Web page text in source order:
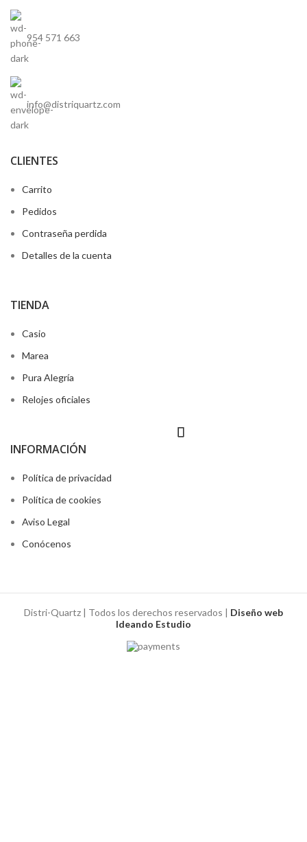
954 571 663
info@distriquartz.com
CLIENTES
Carrito
Pedidos
Contraseña perdida
Detalles de la cuenta
TIENDA
Casio
Marea
Pura Alegría
Relojes oficiales
INFORMACIÓN
Política de privacidad
Política de cookies
Aviso Legal
Conócenos
Distri-Quartz | Todos los derechos reservados | Diseño web
Ideando Estudio